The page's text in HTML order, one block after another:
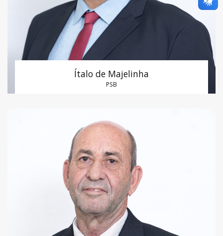
Ítalo de Majelinha
PSB